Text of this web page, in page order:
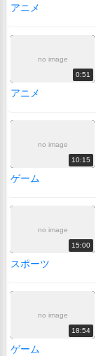
アニメ
no image
0:51
アニメ
no image
10:15
ゲーム
no image
15:00
スポーツ
no image
18:54
ゲーム